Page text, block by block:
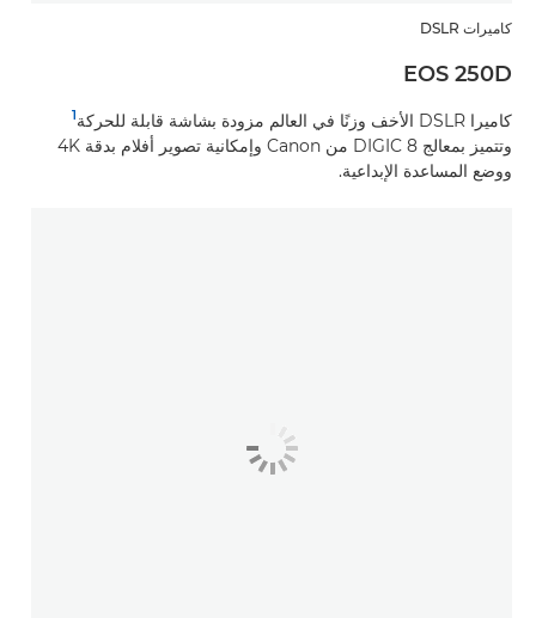
كاميرات DSLR
EOS 250D
كاميرا DSLR الأخف وزنًا في العالم مزودة بشاشة قابلة للحركة 1
وتتميز بمعالج DIGIC 8 من Canon وإمكانية تصوير أفلام بدقة 4K
ووضع المساعدة الإبداعية.